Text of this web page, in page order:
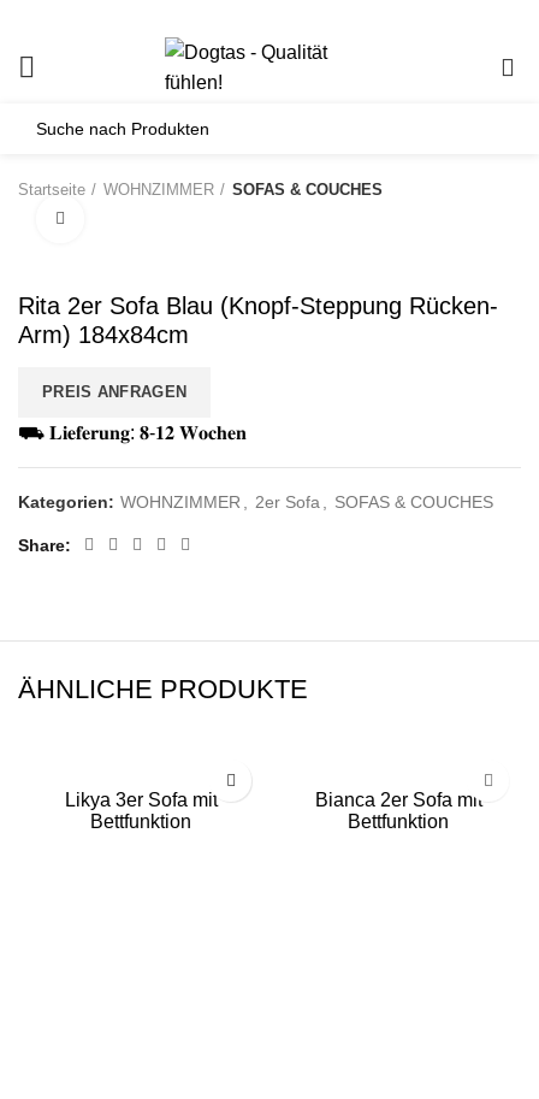
Startseite WOHNZIMMER
SOFAS & COUCHES
Rita 2er Sofa Blau (Knopf-Steppung Rücken-
Arm) 184x84cm
PREIS ANFRAGEN
⛟ 𝐋𝐢𝐞𝐟𝐞𝐫𝐮𝐧𝐠: 𝟖-𝟏𝟐 𝐖𝐨𝐜𝐡𝐞𝐧
Kategorien: WOHNZIMMER 2er Sofa SOFAS & COUCHES
Share
ÄHNLICHE PRODUKTE
Likya 3er Sofa mit
Bettfunktion
Bianca 2er Sofa mit
Bettfunktion